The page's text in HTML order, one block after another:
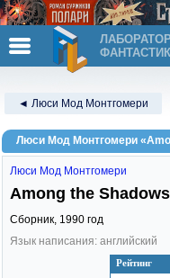
◄ Люси Мод Монтгомери
Люси Мод Монтгомери
Рейтинг
Люси Мод Монтгомери
Among the
Сборник, 1990 год
Язык написания: английский